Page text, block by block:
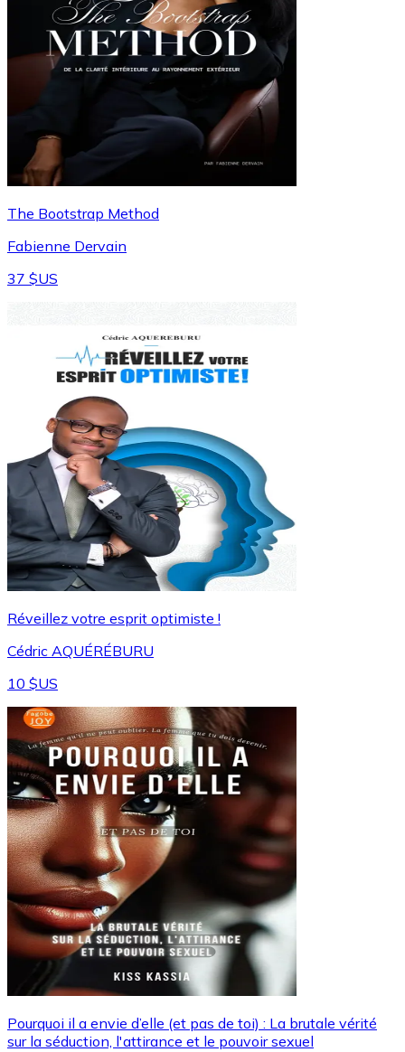
The Bootstrap Method
Fabienne Dervain
37 $US
Réveillez votre esprit optimiste !
Cédric AQUÉRÉBURU
10 $US
Pourquoi il a envie d’elle (et pas de toi) : La brutale vérité
sur la séduction, l'attirance et le pouvoir sexuel